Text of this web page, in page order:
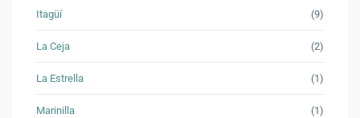
Itagüí (9)
La Ceja (2)
La Estrella (1)
Marinilla (1)